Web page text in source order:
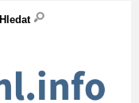
Hledat